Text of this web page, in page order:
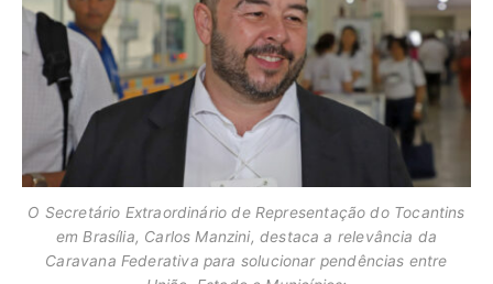
O Secretário Extraordinário de Representação do Tocantins
em Brasília, Carlos Manzini, destaca a relevância da
Caravana Federativa para solucionar pendências entre